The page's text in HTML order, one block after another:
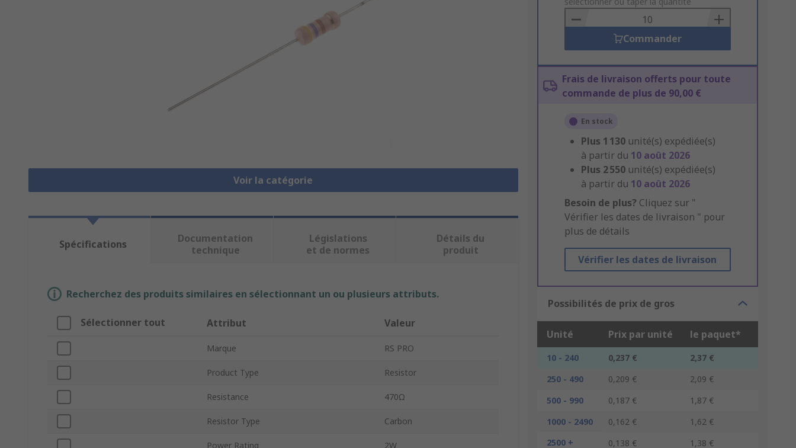
Voir la catégorie
Basket
Commander
Frais de livraison offerts pour toute
commande de plus de 90,00 €
En stock
Plus 1 130 unité(s) expédiée(s)
à partir du 10 août 2026
Plus 2 550 unité(s) expédiée(s)
à partir du 10 août 2026
Besoin de plus? Cliquez sur "
Vérifier les dates de livraison " pour
plus de détails
Vérifier les dates de livraison
Possibilités de prix de gros
Unité Prix par unité le paquet*
10 - 240 0,237 €
2,37 €
250 - 490
0,209 €
2,09 €
500 - 990
0,187 €
1,87 €
1000 - 2490
0,162 €
1,62 €
2500 +
0,138 € 1,38 €
Spécifications
Documentation
technique
Législations
et de normes
Détails du
produit
Recherchez des produits similaires en sélectionnant un ou plusieurs attributs.
Sélectionner tout Attribut Valeur
Marque RS PRO
Product Type Resistor
Resistance 470Ω
Resistor Type Carbon
Power Rating 2W